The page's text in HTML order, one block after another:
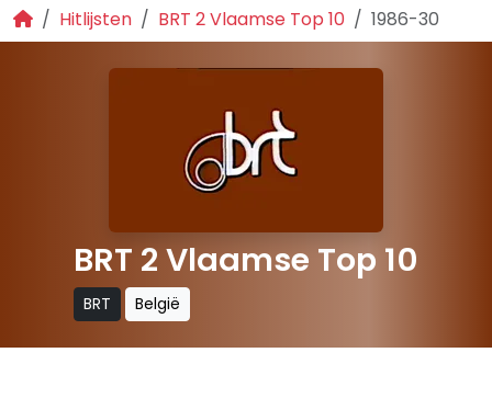
Hitlijsten BRT 2 Vlaamse Top 10 1986-30
BRT 2 Vlaamse Top 10
BRT België